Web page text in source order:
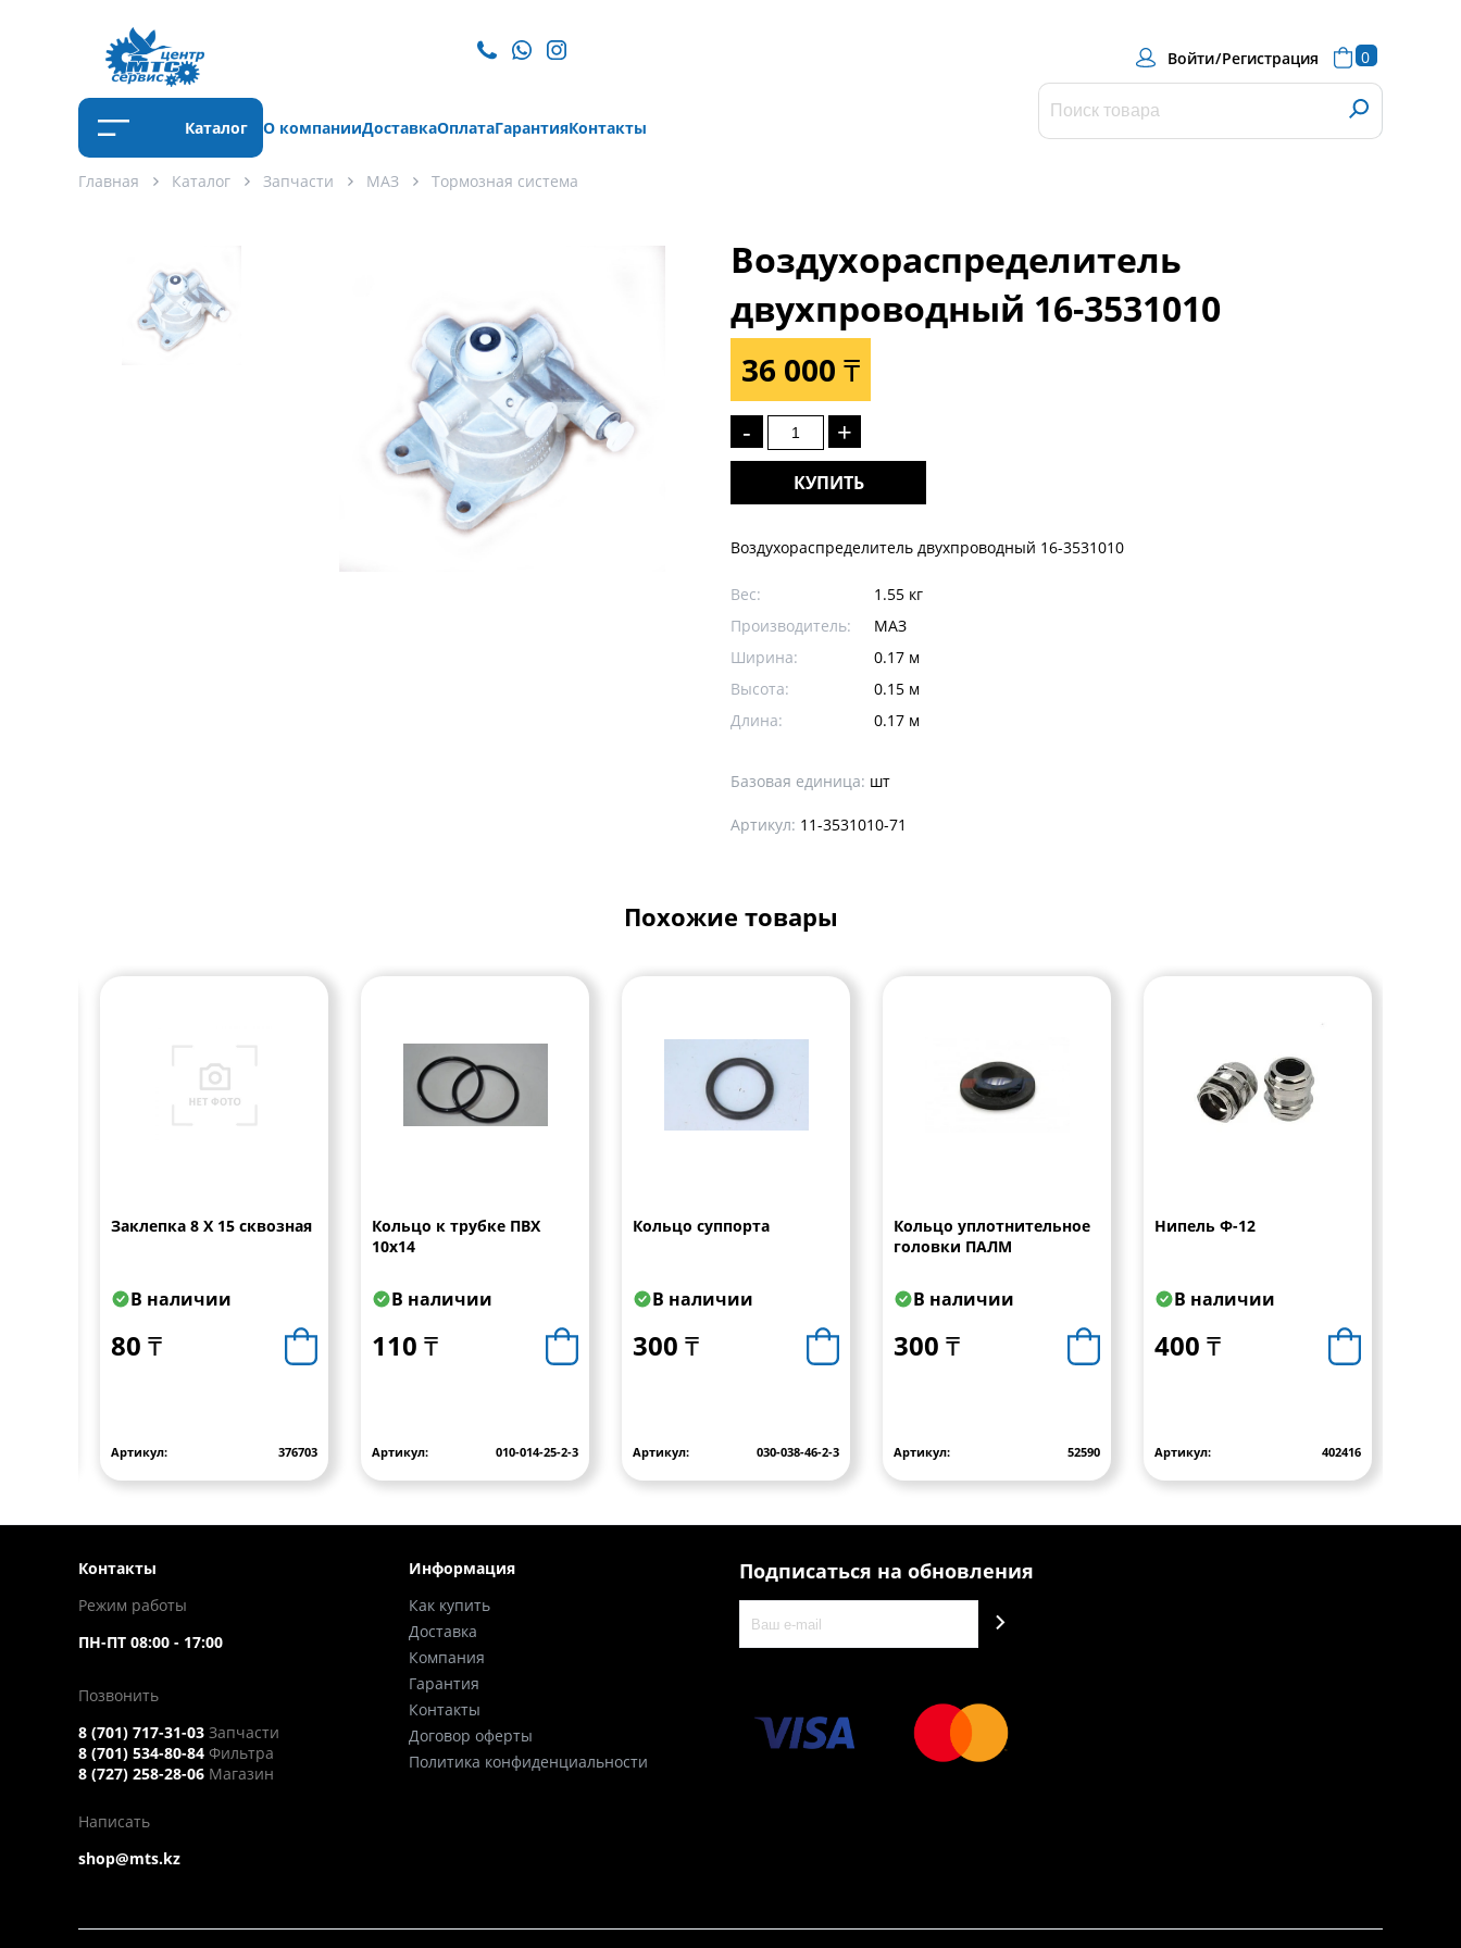
Войти/Регистрация 0
Каталог О компанииДоставкаОплатаГарантияКонтакты
Главная Каталог Запчасти МАЗ Тормозная система
Воздухораспределитель
двухпроводный 16-3531010
36 000 ₸
- +
КУПИТЬ
Воздухораспределитель двухпроводный 16-3531010
Вес:
1.55 кг
Производитель:
МАЗ
Ширина:
0.17 м
Высота:
0.15 м
Длина:
0.17 м
Базовая единица: шт
Артикул: 11-3531010-71
Похожие товары
Заклепка 8 Х 15 сквозная
В наличии
80 ₸
Артикул: 376703
Кольцо к трубке ПВХ
10х14
В наличии
110 ₸
Артикул: 010-014-25-2-3
Кольцо суппорта
В наличии
300 ₸
Артикул: 030-038-46-2-3
Кольцо уплотнительное
головки ПАЛМ
В наличии
300 ₸
Артикул: 52590
Нипель Ф-12
В наличии
400 ₸
Артикул: 402416
Контакты
Режим работы
ПН-ПТ 08:00 - 17:00
Позвонить
8 (701) 717-31-03 Запчасти
8 (701) 534-80-84 Фильтра
8 (727) 258-28-06 Магазин
Написать
shop@mts.kz
Информация
Как купить
Доставка
Компания
Гарантия
Контакты
Договор оферты
Политика конфиденциальности
Подписаться на обновления